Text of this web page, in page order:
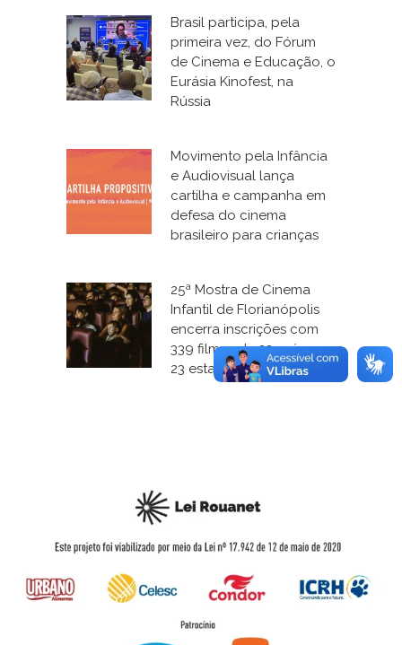
Brasil participa, pela
primeira vez, do Fórum
de Cinema e Educação, o
Eurásia Kinofest, na
Rússia
Movimento pela Infância
e Audiovisual lança
cartilha e campanha em
defesa do cinema
brasileiro para crianças
25ª Mostra de Cinema
Infantil de Florianópolis
encerra inscrições com
339 filmes de 22 países e
23 estados